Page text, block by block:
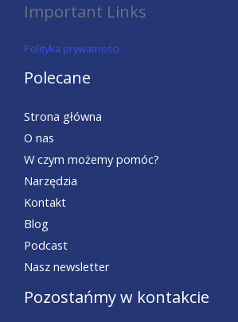
Important Links
Polityka prywatności
Polecane
Strona główna
O nas
W czym możemy pomóc?
Narzędzia
Kontakt
Blog
Podcast
Nasz newsletter
Pozostańmy w kontakcie